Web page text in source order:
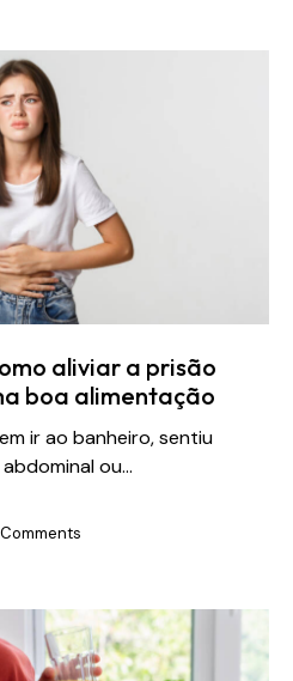
aliviar a prisão
boa alimentação
ir ao banheiro, sentiu
ou…
Comments